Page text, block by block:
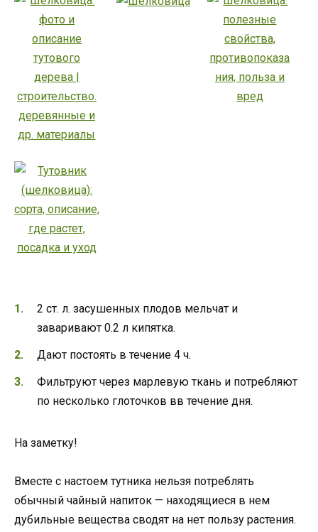
2 ст. л. засушенных плодов мельчат и
заваривают 0.2 л кипятка.
Дают постоять в течение 4 ч.
Фильтруют через марлевую ткань и потребляют
по несколько глоточков вв течение дня.
На заметку!
Вместе с настоем тутника нельзя потреблять
обычный чайный напиток — находящиеся в нем
дубильные вещества сводят на нет пользу растения.